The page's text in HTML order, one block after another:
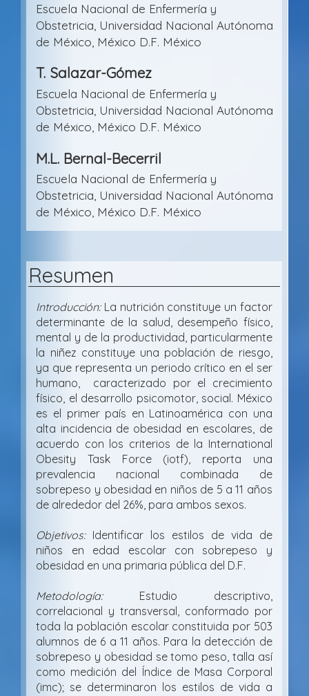
Escuela Nacional de Enfermería y
Obstetricia, Universidad Nacional Autónoma
de México, México D.F. México
T. Salazar-Gómez
Escuela Nacional de Enfermería y
Obstetricia, Universidad Nacional Autónoma
de México, México D.F. México
M.L. Bernal-Becerril
Escuela Nacional de Enfermería y
Obstetricia, Universidad Nacional Autónoma
de México, México D.F. México
Resumen
Introducción:La nutrición constituye un factor
determinante de la salud, desempeño físico,
mental y de la productividad, particularmente
la niñez constituye una población de riesgo,
ya que representa un periodo crítico en el ser
humano, caracterizado por el crecimiento
físico, el desarrollo psicomotor, social. México
es el primer país en Latinoamérica con una
alta incidencia de obesidad en escolares, de
acuerdo con los criterios de la International
Obesity Task Force (iotf), reporta una
prevalencia nacional combinada de
sobrepeso y obesidad en niños de 5 a 11 años
de alrededor del 26%, para ambos sexos.
Objetivos:Identificar los estilos de vida de
niños en edad escolar con sobrepeso y
obesidad en una primaria pública del D.F.
Metodología:Estudio descriptivo,
correlacional y transversal, conformado por
toda la población escolar constituida por 503
alumnos de 6 a 11 años. Para la detección de
sobrepeso y obesidad se tomo peso, talla así
como medición del Índice de Masa Corporal
(imc); se determinaron los estilos de vida a